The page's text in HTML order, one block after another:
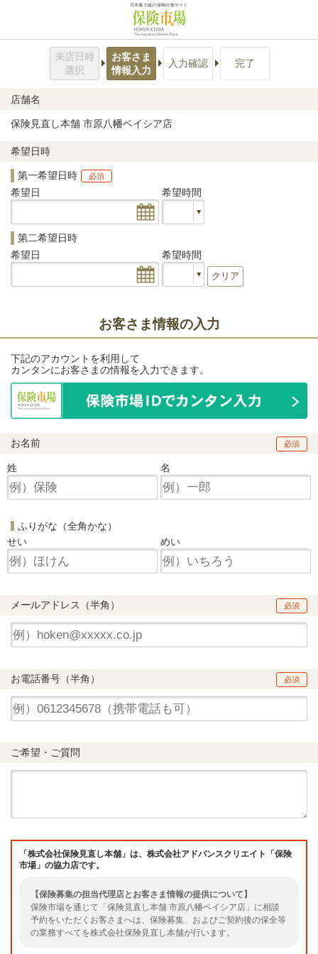
日本最大級の保険比較サイト
来店日時
選択
お客さま
情報入力
入力確認 完了
店舗名
保険見直し本舗 市原八幡ベイシア店
希望日時
第一希望日時 必須
希望日 希望時間
第二希望日時
希望日
希望時間
クリア
お客さま情報の入力
下記のアカウントを利用して
カンタンにお客さまの情報を入力できます。
お名前 必須
姓 名
ふりがな（全角かな）
せい
めい
メールアドレス（半角） 必須
お電話番号（半角） 必須
ご希望・ご質問
「株式会社保険見直し本舗」は、株式会社アドバンスクリエイト「保険
市場」の協力店です。
【保険募集の担当代理店とお客さま情報の提供について】
保険市場を通じて「保険見直し本舗 市原八幡ベイシア店」に相談
予約をいただくお客さまへは、保険募集、およびご契約後の保全等
の業務すべてを株式会社保険見直し本舗が行います。